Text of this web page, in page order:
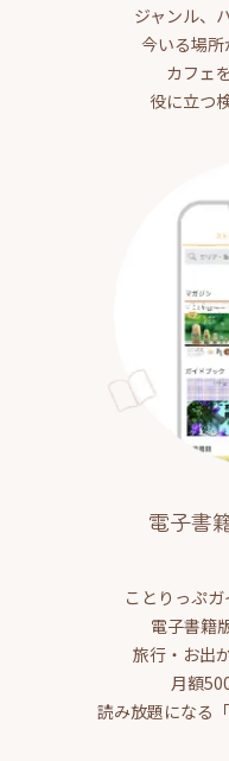
ジャンル、
今いる場
カフェ
役に立つ
電子書
ことりっぷ
電子書籍
旅行・お出
月額
読み放題になる